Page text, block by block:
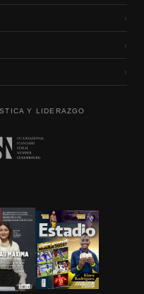
›
›
›
Y LIDERAZGO